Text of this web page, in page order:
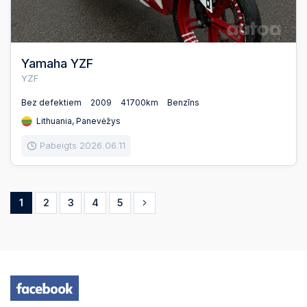
Yamaha YZF
YZF
Bez defektiem 2009 41700km
Benzīns
Lithuania, Panevėžys
Pabeigts 2026.06.11
1 2 3 4 5